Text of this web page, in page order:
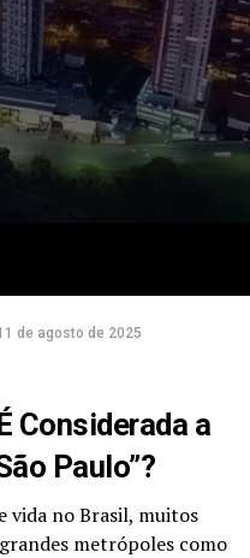
de agosto de 2025
Considerada a
Paulo”?
vida no Brasil, muitos
metrópoles como